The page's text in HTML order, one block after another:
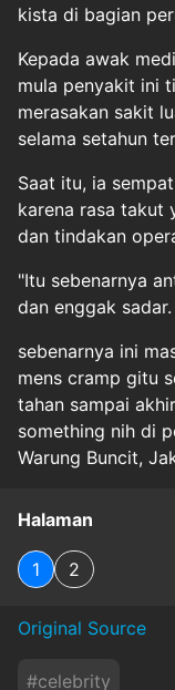
kista di bagian
Kepada awak
mula penyakit ini
merasakan sakit
selama setahun
Saat itu, ia
karena rasa takut
dan tindakan
"Itu sebenarnya
dan enggak
sebenarnya ini
mens cramp gitu
tahan sampai
something nih di
Warung Buncit,
Halaman
1 2
Original Source
#celebrity